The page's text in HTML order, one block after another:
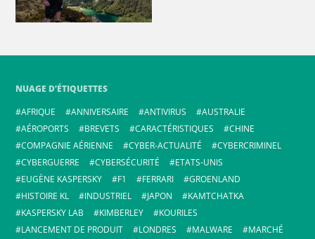
NUAGE D’ÉTIQUETTES
AFRIQUE
ANNIVERSAIRE ANTIVIRUS
AUSTRALIE
AÉROPORTS
BREVETS CARACTÉRISTIQUES
CHINE
COMPAGNIE AÉRIENNE
CYBER-ACTUALITÉ
CYBERCRIMINEL
CYBERGUERRE
CYBERSÉCURITÉ
ETATS-UNIS
EUGÈNE KASPERSKY
F1 FERRARI
GROENLAND
HISTOIRE KL
INDUSTRIEL JAPON
KAMTCHATKA
KASPERSKY LAB
KIMBERLEY
KOURILES
LANCEMENT DE PRODUIT
LONDRES MALWARE
MARCHÉ